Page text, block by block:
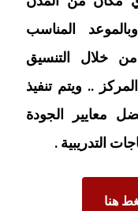
المناسب
خلال التنسيق
.. ويتم تنفيذ
معايير الجودة
التدريبية .
هنا